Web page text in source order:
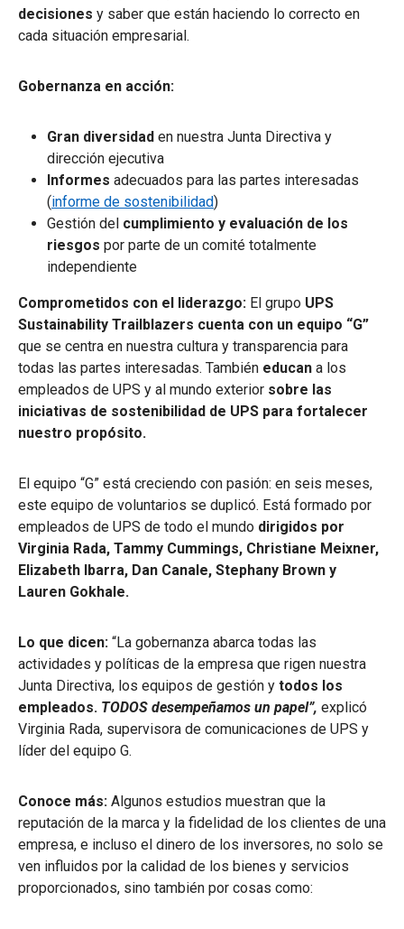
decisiones y saber que están haciendo lo correcto en
cada situación empresarial.
Gobernanza en acción:
Gran diversidad en nuestra Junta Directiva y
dirección ejecutiva
Informes adecuados para las partes interesadas
(informe de sostenibilidad)
Gestión del cumplimiento y evaluación de los
riesgos por parte de un comité totalmente
independiente
Comprometidos con el liderazgo: El grupo UPS
Sustainability Trailblazers cuenta con un equipo “G”
que se centra en nuestra cultura y transparencia para
todas las partes interesadas. También educan a los
empleados de UPS y al mundo exterior sobre las
iniciativas de sostenibilidad de UPS para fortalecer
nuestro propósito.
El equipo “G” está creciendo con pasión: en seis meses,
este equipo de voluntarios se duplicó. Está formado por
empleados de UPS de todo el mundo dirigidos por
Virginia Rada, Tammy Cummings, Christiane Meixner,
Elizabeth Ibarra, Dan Canale, Stephany Brown y
Lauren Gokhale.
Lo que dicen: “La gobernanza abarca todas las
actividades y políticas de la empresa que rigen nuestra
Junta Directiva, los equipos de gestión y todos los
empleados. TODOS desempeñamos un papel”, explicó
Virginia Rada, supervisora de comunicaciones de UPS y
líder del equipo G.
Conoce más: Algunos estudios muestran que la
reputación de la marca y la fidelidad de los clientes de una
empresa, e incluso el dinero de los inversores, no solo se
ven influidos por la calidad de los bienes y servicios
proporcionados, sino también por cosas como: